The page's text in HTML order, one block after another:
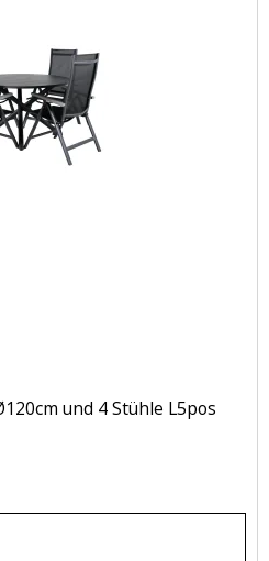
und 4 Stühle L5pos